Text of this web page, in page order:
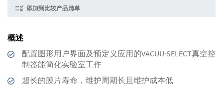
概述
配置图形用户界面及预定义应用的VACUU·SELECT真空控
制器能简化实验室工作
超长的膜片寿命，维护周期长且维护成本低
添加到比较产品清单